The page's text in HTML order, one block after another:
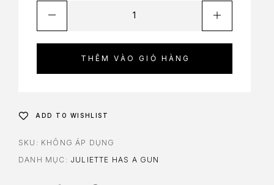
THÊM VÀO GIỎ HÀNG
ADD TO WISHLIST
SKU: KHÔNG ÁP DỤNG
DANH MỤC: JULIETTE HAS A GUN